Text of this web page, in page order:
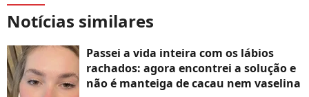
Notícias similares
Passei a vida inteira com os lábios
rachados: agora encontrei a solução e
não é manteiga de cacau nem vaselina